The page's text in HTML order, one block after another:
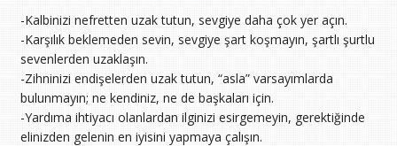
-Kalbinizi nefretten uzak tutun, sevgiye daha çok yer açın.
-Karşılık beklemeden sevin, sevgiye şart koşmayın, şartlı şurtlu
sevenlerden uzaklaşın.
-Zihninizi endişelerden uzak tutun, “asla” varsayımlarda
bulunmayın; ne kendiniz, ne de başkaları için.
-Yardıma ihtiyacı olanlardan ilginizi esirgemeyin, gerektiğinde
elinizden gelenin en iyisini yapmaya çalışın.